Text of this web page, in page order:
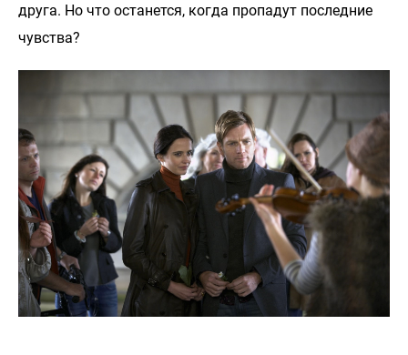
друга. Но что останется, когда пропадут последние
чувства?